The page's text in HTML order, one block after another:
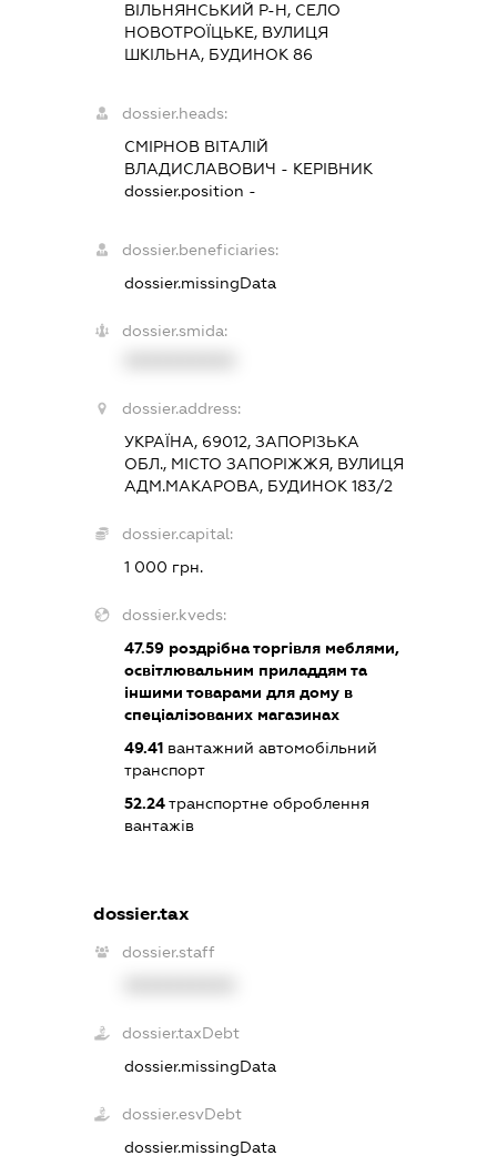
ВІЛЬНЯНСЬКИЙ Р-Н, СЕЛО
НОВОТРОЇЦЬКЕ, ВУЛИЦЯ
ШКІЛЬНА, БУДИНОК 86
dossier.heads:
СМІРНОВ ВІТАЛІЙ
ВЛАДИСЛАВОВИЧ - КЕРІВНИК
dossier.position -
dossier.beneficiaries:
dossier.missingData
dossier.smida:
dossier.address:
УКРАЇНА, 69012, ЗАПОРІЗЬКА
ОБЛ., МІСТО ЗАПОРІЖЖЯ, ВУЛИЦЯ
АДМ.МАКАРОВА, БУДИНОК 183/2
dossier.capital:
1 000 грн.
dossier.kveds:
47.59роздрібна торгівля меблями,
освітлювальним приладдям та
іншими товарами для дому в
спеціалізованих магазинах
49.41вантажний автомобільний
транспорт
52.24транспортне оброблення
вантажів
dossier.tax
dossier.staff
dossier.taxDebt
dossier.missingData
dossier.esvDebt
dossier.missingData